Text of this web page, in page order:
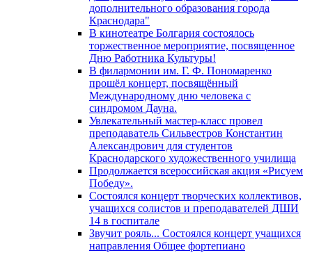
дополнительного образования города
Краснодара"
В кинотеатре Болгария состоялось
торжественное мероприятие, посвященное
Дню Работника Культуры!
В филармонии им. Г. Ф. Пономаренко
прошёл концерт, посвящённый
Международному дню человека с
синдромом Дауна.
Увлекательный мастер-класс провел
преподаватель Сильвестров Константин
Александрович для студентов
Краснодарского художественного училища
Продолжается всероссийская акция «Рисуем
Победу».
Состоялся концерт творческих коллективов,
учащихся солистов и преподавателей ДШИ
14 в госпитале
Звучит рояль... Состоялся концерт учащихся
направления Общее фортепиано